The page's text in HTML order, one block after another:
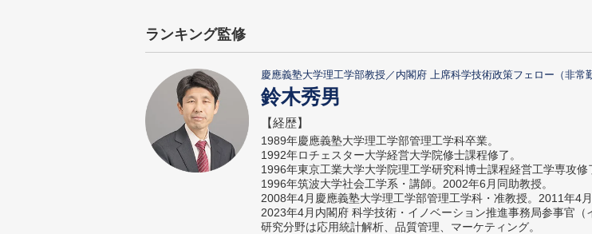
ランキング監修
慶應義塾大学理工学部教授／内閣府 上席科学技術政策フェロー（非常
鈴木秀男
【経歴】
1989年慶應義塾大学理工学部管理工学科卒業。
1992年ロチェスター大学経営大学院修士課程修了。
1996年東京工業大学大学院理工学研究科博士課程経営工学専攻修
1996年筑波大学社会工学系・講師。2002年6月同助教授。
2008年4月慶應義塾大学理工学部管理工学科・准教授。2011年4
2023年4月内閣府 科学技術・イノベーション推進事務局参事官
研究分野は応用統計解析、品質管理、マーケティング。